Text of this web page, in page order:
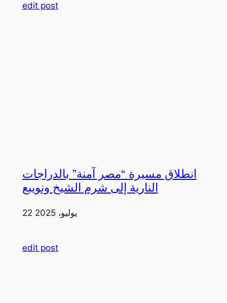
edit post
انطلاق مسيرة “مصر آمنة” بالدراجات
النارية إلى شرم الشيخ ونويبع
22 يوليو، 2025
edit post